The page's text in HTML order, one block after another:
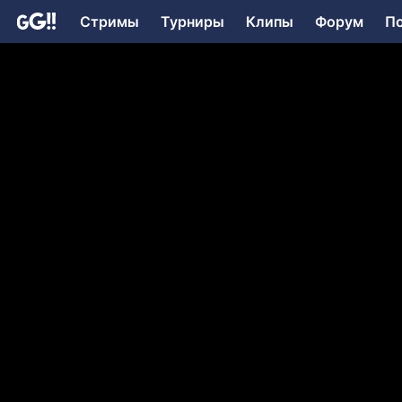
Стримы Турниры Клипы Форум